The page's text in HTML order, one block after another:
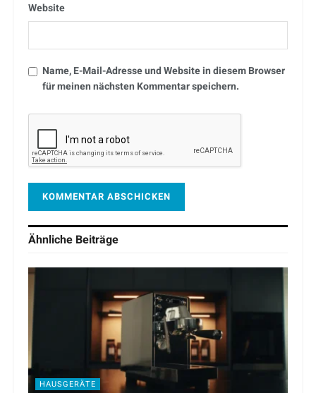
Website
Name, E-Mail-Adresse und Website in diesem Browser
für meinen nächsten Kommentar speichern.
Ähnliche Beiträge
HAUSGERÄTE